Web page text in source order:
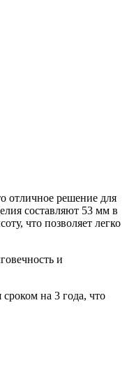
отличное решение для
составляют 53 мм в
что позволяет легко
и
сроком на 3 года, что